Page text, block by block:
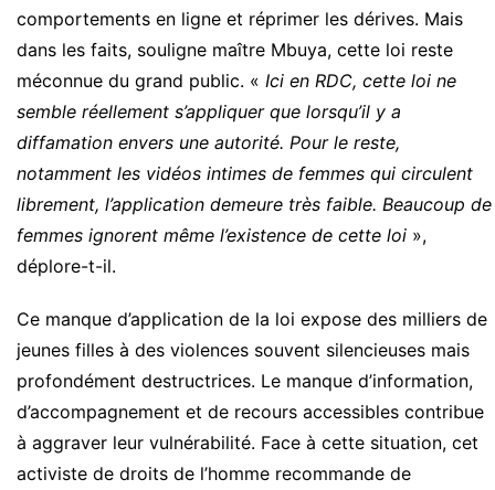
comportements en ligne et réprimer les dérives. Mais
dans les faits, souligne maître Mbuya, cette loi reste
méconnue du grand public. « Ici en RDC, cette loi ne
semble réellement s’appliquer que lorsqu’il y a
diffamation envers une autorité. Pour le reste,
notamment les vidéos intimes de femmes qui circulent
librement, l’application demeure très faible. Beaucoup de
femmes ignorent même l’existence de cette loi »,
déplore-t-il.
Ce manque d’application de la loi expose des milliers de
jeunes filles à des violences souvent silencieuses mais
profondément destructrices. Le manque d’information,
d’accompagnement et de recours accessibles contribue
à aggraver leur vulnérabilité. Face à cette situation, cet
activiste de droits de l’homme recommande de